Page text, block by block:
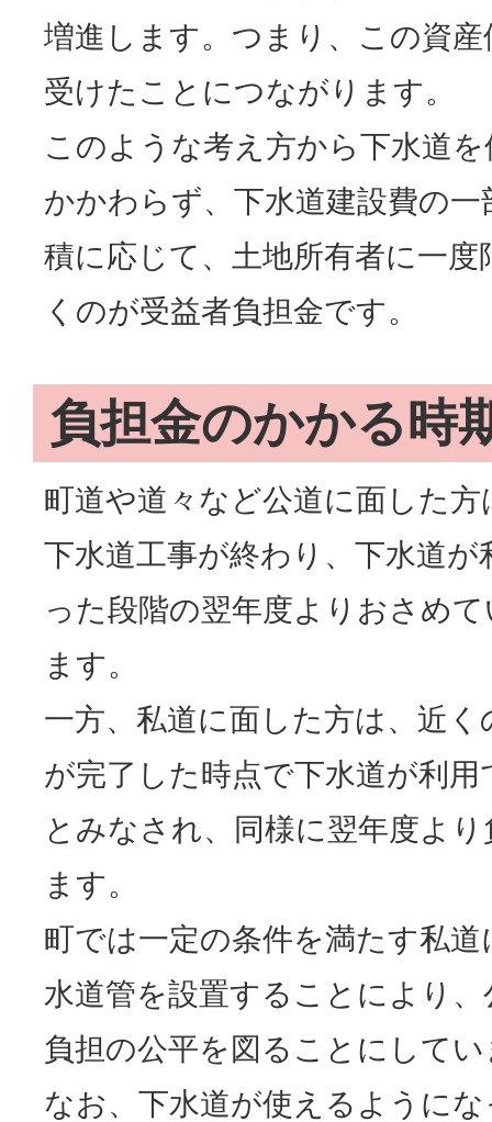
増進します。つまり、この資
受けたことにつながります。
このような考え方から下水道
かかわらず、下水道建設費の
積に応じて、土地所有者に一
くのが受益者負担金です。
負担金のかかる時
町道や道々など公道に面した
下水道工事が終わり、下水道
った段階の翌年度よりおさめ
ます。
一方、私道に面した方は、近
が完了した時点で下水道が利
とみなされ、同様に翌年度よ
ます。
町では一定の条件を満たす私
水道管を設置することにより
負担の公平を図ることにして
なお、下水道が使えるように